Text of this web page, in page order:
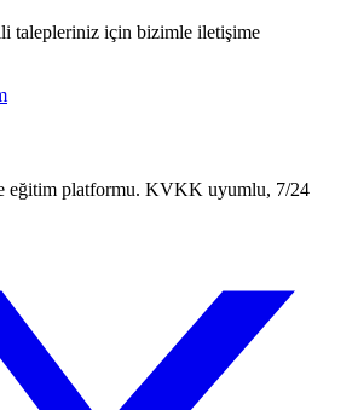
talepleriniz için bizimle iletişime
eğitim platformu. KVKK uyumlu, 7/24